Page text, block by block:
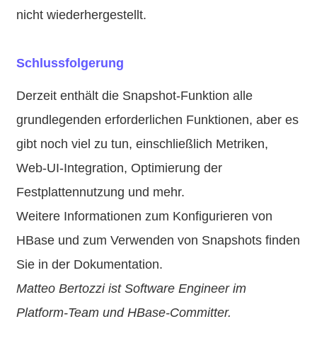
nicht wiederhergestellt.
Schlussfolgerung
Derzeit enthält die Snapshot-Funktion alle
grundlegenden erforderlichen Funktionen, aber es
gibt noch viel zu tun, einschließlich Metriken,
Web-UI-Integration, Optimierung der
Festplattennutzung und mehr.
Weitere Informationen zum Konfigurieren von
HBase und zum Verwenden von Snapshots finden
Sie in der Dokumentation.
Matteo Bertozzi ist Software Engineer im
Platform-Team und HBase-Committer.